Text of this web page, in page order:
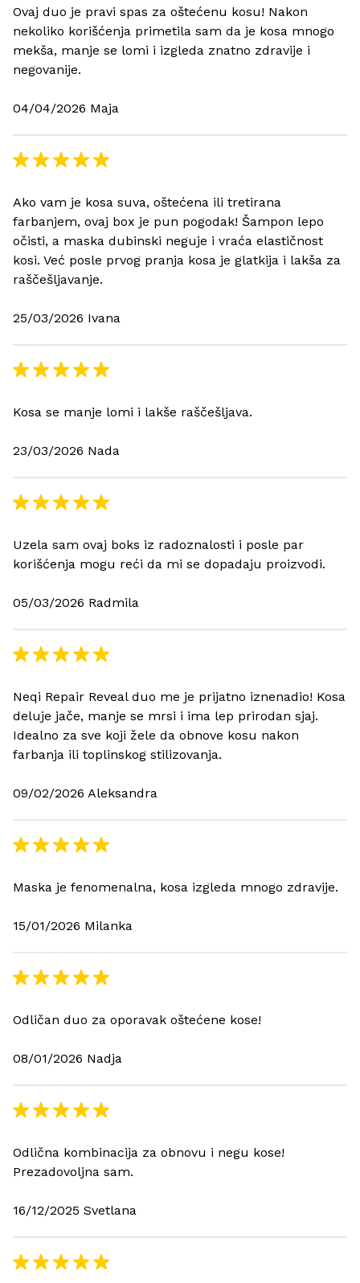
Ovaj duo je pravi spas za oštećenu kosu! Nakon
nekoliko korišćenja primetila sam da je kosa mnogo
mekša, manje se lomi i izgleda znatno zdravije i
negovanije.
04/04/2026 Maja
Ako vam je kosa suva, oštećena ili tretirana
farbanjem, ovaj box je pun pogodak! Šampon lepo
očisti, a maska dubinski neguje i vraća elastičnost
kosi. Već posle prvog pranja kosa je glatkija i lakša za
raščešljavanje.
25/03/2026 Ivana
Kosa se manje lomi i lakše raščešljava.
23/03/2026 Nada
Uzela sam ovaj boks iz radoznalosti i posle par
korišćenja mogu reći da mi se dopadaju proizvodi.
05/03/2026 Radmila
Neqi Repair Reveal duo me je prijatno iznenadio! Kosa
deluje jače, manje se mrsi i ima lep prirodan sjaj.
Idealno za sve koji žele da obnove kosu nakon
farbanja ili toplinskog stilizovanja.
09/02/2026 Aleksandra
Maska je fenomenalna, kosa izgleda mnogo zdravije.
15/01/2026 Milanka
Odličan duo za oporavak oštećene kose!
08/01/2026 Nadja
Odlična kombinacija za obnovu i negu kose!
Prezadovoljna sam.
16/12/2025 Svetlana